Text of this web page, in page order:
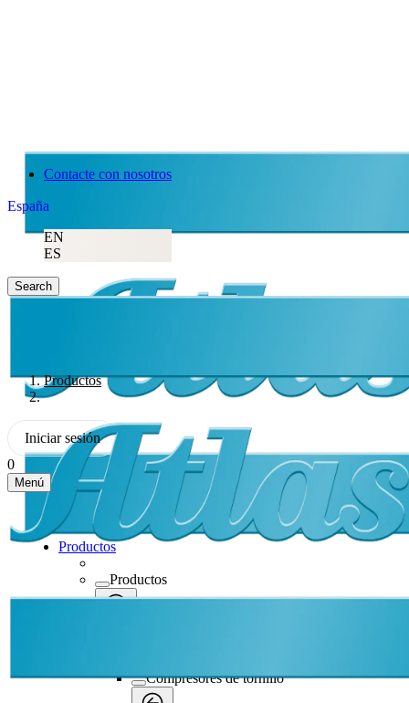
Contacte con nosotros
España
EN
ES
Search
Productos
Iniciar sesión
0
Menú
Productos
Productos
Compresores de tornillo